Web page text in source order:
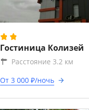
Гостиница Колизей
Расстояние 3.2 км
От 3 000 ₽/ночь